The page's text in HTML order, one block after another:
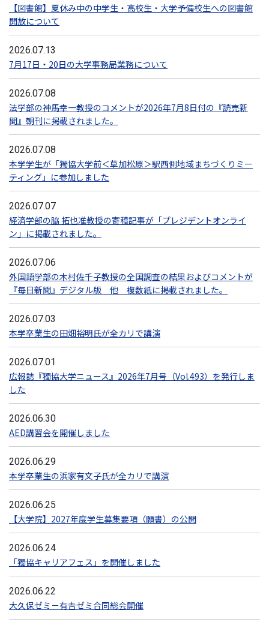
【図書館】夏休み中の中学生・高校生・大学予備校生への図書館
開放について
2026.07.13
7月17日・20日の大学事務局業務について
2026.07.08
法学部の神馬幸一教授のコメントが2026年7月8日付の『読売新
聞』朝刊に掲載されました。
2026.07.08
本学学生が「獨協大学前＜草加松原＞駅西側地域まちづくりミー
ティング」に参加しました
2026.07.07
経済学部の脇 拓也准教授の寄稿記事が「プレジデントオンライ
ン」に掲載されました。
2026.07.06
外国語学部の木村佐千子教授の全国調査の結果およびコメントが
『毎日新聞』デジタル版 他 複数紙に掲載されました。
2026.07.03
本学卒業生の田畑裕明氏が全カリで講演
2026.07.01
広報誌『獨協大学ニュース』2026年7月号（Vol.493）を発行しま
した
2026.06.30
AED講習会を開催しました
2026.06.29
本学卒業生の浜家有文子氏が全カリで講演
2026.06.25
【大学院】2027年度学生募集要項（願書）の公開
2026.06.24
「獨協キャリアフェス」を開催しました
2026.06.22
大久保ゼミ－有𠮷ゼミ合同総会開催